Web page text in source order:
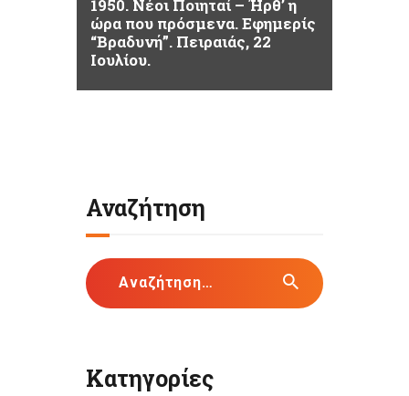
1950. Νέοι Ποιηταί – Ήρθ’ η
ώρα που πρόσμενα. Εφημερίς
“Βραδυνή”. Πειραιάς, 22
Ιουλίου.
Αναζήτηση
Αναζήτηση
για:
Κατηγορίες